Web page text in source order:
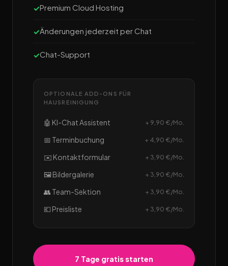
Premium Cloud Hosting
Änderungen jederzeit per Chat
Chat-Support
OPTIONALE ADD-ONS FÜR
HAUSREINIGUNG
🤖 KI-Chat Assistent + 9,90 €/Mo.
📅 Terminbuchung + 4,90 €/Mo.
✉️ Kontaktformular + 3,90 €/Mo.
🖼️ Bildergalerie + 3,90 €/Mo.
👥 Team-Sektion + 3,90 €/Mo.
💶 Preisliste + 3,90 €/Mo.
7 Tage gratis starten